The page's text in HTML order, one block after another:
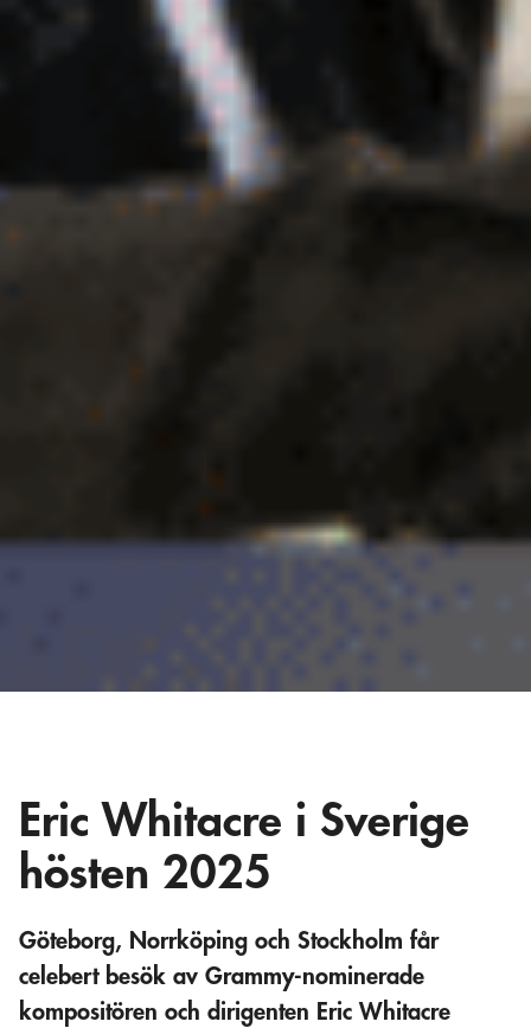
Eric Whitacre i Sverige
hösten 2025
Göteborg, Norrköping och Stockholm får
celebert besök av Grammy-nominerade
kompositören och dirigenten Eric Whitacre